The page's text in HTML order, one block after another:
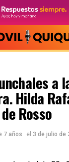
a
Hilda
Rosso
7 años el 3 de julio de